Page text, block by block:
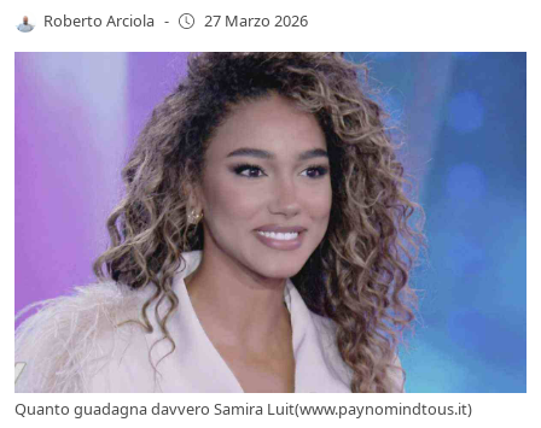
Roberto Arciola - 27 Marzo 2026
Quanto guadagna davvero Samira Luit(www.paynomindtous.it)